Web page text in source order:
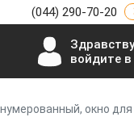
(044) 290-70-20
войдите
окно